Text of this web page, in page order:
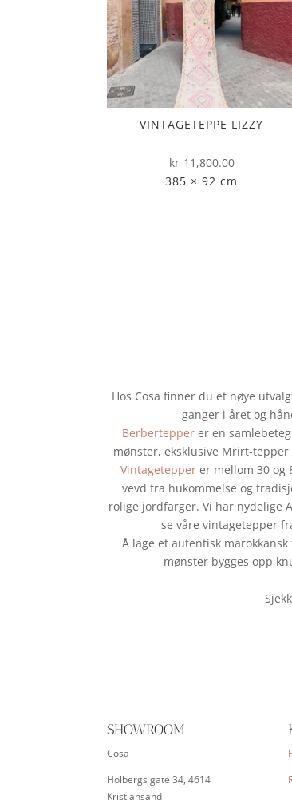
VINTAGETEPPE LIZZY
kr 11,800.00
385 × 92 cm
Hos Cosa finner du et nøye
ganger i året og
Berbertepperer en
mønster, eksklusive Mrirt-
Vintagetepper er mellom 30 og
vevd fra hukommelse og
rolige jordfarger. Vi har nydelige
se våre vintagetepper
Å lage et autentisk
mønster bygges opp
SHOWROOM
Cosa
Holbergs gate 34, 4614
Kristiansand